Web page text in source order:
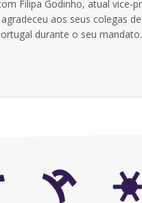
Filipa Godinho, atual vice-
aos seus colegas
durante o seu mandato.